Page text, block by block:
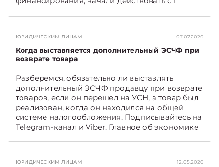
на Telegram‑канал и Viber. Главное об
экономике Беларуси — раньше, чем в новостях
TelegramViber
ЮРИДИЧЕСКИМ ЛИЦАМ 07.07.2026
Когда выставляется дополнительный ЭСЧФ при
возврате товара
Разберемся, обязательно ли выставлять
дополнительный ЭСЧФ продавцу при возврате
товаров, если он перешел на УСН, а товар был
реализован, когда он находился на общей
системе налогообложения. Подписывайтесь на
Telegram‑канал и Viber. Главное об экономике
ЮРИДИЧЕСКИМ ЛИЦАМ 12.05.2026